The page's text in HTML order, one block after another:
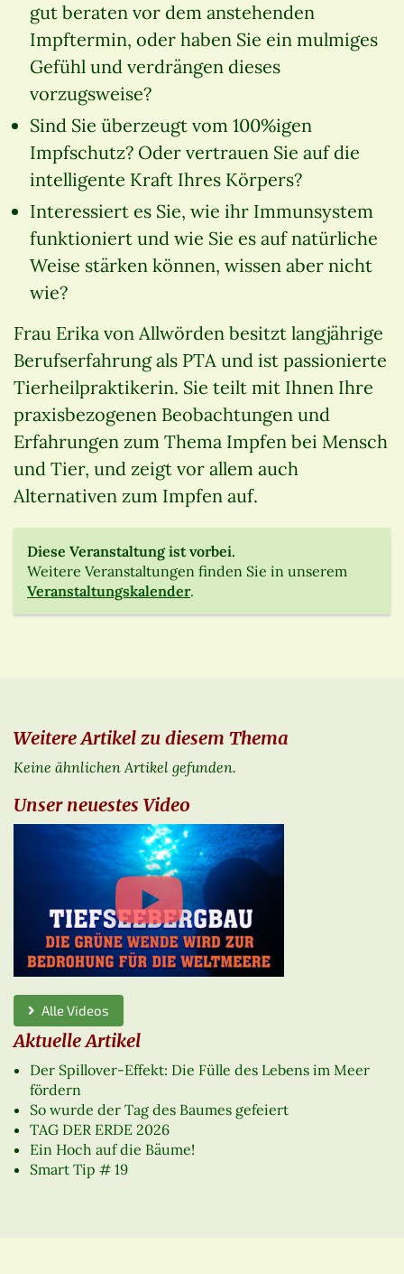
gut beraten vor dem anstehenden
Impftermin, oder haben Sie ein mulmiges
Gefühl und verdrängen dieses
vorzugsweise?
Sind Sie überzeugt vom 100%igen
Impfschutz? Oder vertrauen Sie auf die
intelligente Kraft Ihres Körpers?
Interessiert es Sie, wie ihr Immunsystem
funktioniert und wie Sie es auf natürliche
Weise stärken können, wissen aber nicht
wie?
Frau Erika von Allwörden besitzt langjährige
Berufserfahrung als PTA und ist passionierte
Tierheilpraktikerin. Sie teilt mit Ihnen Ihre
praxisbezogenen Beobachtungen und
Erfahrungen zum Thema Impfen bei Mensch
und Tier, und zeigt vor allem auch
Alternativen zum Impfen auf.
Diese Veranstaltung ist vorbei.
Weitere Veranstaltungen finden Sie in unserem
Veranstaltungskalender.
Weitere Artikel zu diesem Thema
Keine ähnlichen Artikel gefunden.
Unser neuestes Video
Alle Videos
Aktuelle Artikel
Der Spillover-Effekt: Die Fülle des Lebens im Meer
fördern
So wurde der Tag des Baumes gefeiert
TAG DER ERDE 2026
Ein Hoch auf die Bäume!
Smart Tip # 19